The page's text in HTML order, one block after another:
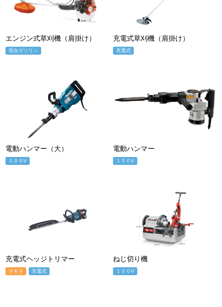
エンジン式草刈機（肩掛け）
混合ガソリン
充電式草刈機（肩掛け）
充電式
電動ハンマー（大）
１００V
電動ハンマー
１００V
充電式ヘッジトリマー
マキタ 充電式
ねじ切り機
１００V